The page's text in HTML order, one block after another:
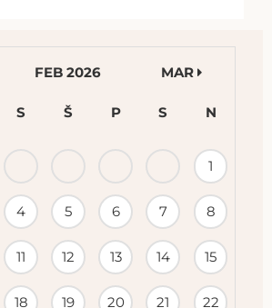
FEB 2026 MAR
S Š P S N
1
4 5 6 7 8
11 12 13 14 15
18 19 20 21 22